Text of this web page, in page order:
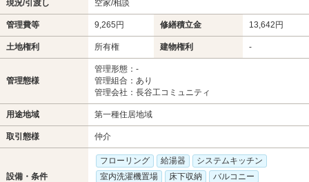
現況/引渡し 空家/相談
管理費等 9,265円 修繕積立金 13,642円
土地権利 所有権 建物権利 -
管理態様
管理形態：-
管理組合：あり
管理会社：長谷工コミュニティ
用途地域 第一種住居地域
取引態様 仲介
設備・条件
フローリング 給湯器
システムキッチン
室内洗濯機置場
床下収納
バルコニー